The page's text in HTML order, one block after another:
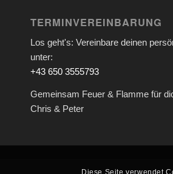
TERMINVEREINBARUNG
Los geht's: Vereinbare deinen
unter:
+43 650 3555793
Gemeinsam Feuer & Flamme für
Chris & Peter
Diese Seite verwendet